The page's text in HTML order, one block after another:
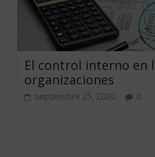
El control interno en
organizaciones
septiembre 25, 2020 0